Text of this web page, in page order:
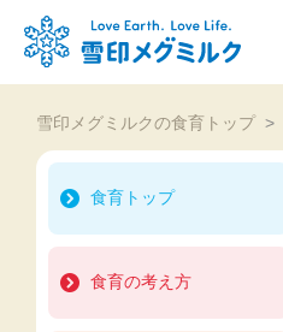
雪印メグミルクの食育トップ >
食育トップ
食育の考え方